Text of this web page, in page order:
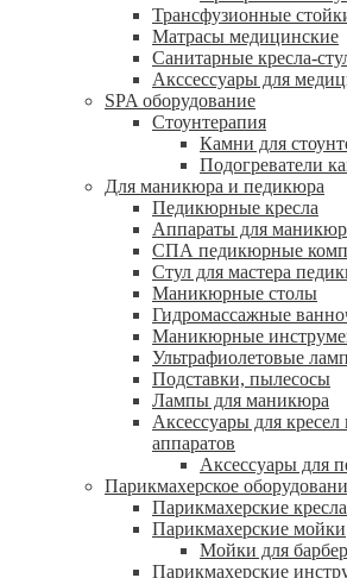
Трансфузионные
Матрасы медицинские
Санитарные кресла-
Акссессуары для
SPA оборудование
Стоунтерапия
Камни для
Подогреватели
Для маникюра и педикюра
Педикюрные кресла
Аппараты для
СПА педикюрные
Стул для мастера
Маникюрные столы
Гидромассажные
Маникюрные
Ультрафиолетовые
Подставки, пылесосы
Лампы для маникюра
Аксессуары для
аппаратов
Аксессуары для
Парикмахерское
Парикмахерские кресла
Парикмахерские мойки
Мойки для
Парикмахерские